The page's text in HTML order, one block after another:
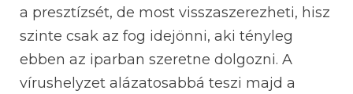
a presztízsét, de most visszaszerezheti, hisz
szinte csak az fog idejönni, aki tényleg
ebben az iparban szeretne dolgozni. A
vírushelyzet alázatosabbá teszi majd a